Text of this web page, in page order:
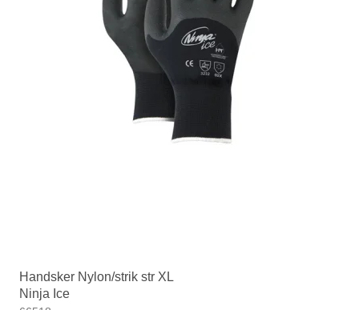
Handsker Nylon/strik str XL
Ninja Ice